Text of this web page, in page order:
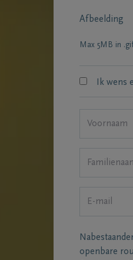
Afbeelding
Max 5MB in
Ik wens
openbare